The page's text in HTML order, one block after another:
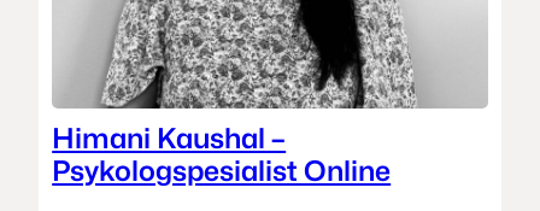
Himani Kaushal –
Psykologspesialist Online